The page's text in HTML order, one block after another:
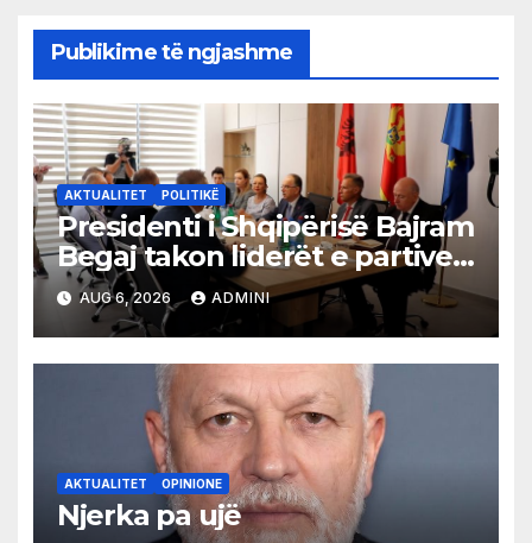
Publikime të ngjashme
AKTUALITET POLITIKË
Presidenti i Shqipërisë Bajram
Begaj takon liderët e partive
shqiptare në Ulqin
AUG 6, 2026 ADMINI
AKTUALITET OPINIONE
Njerka pa ujë